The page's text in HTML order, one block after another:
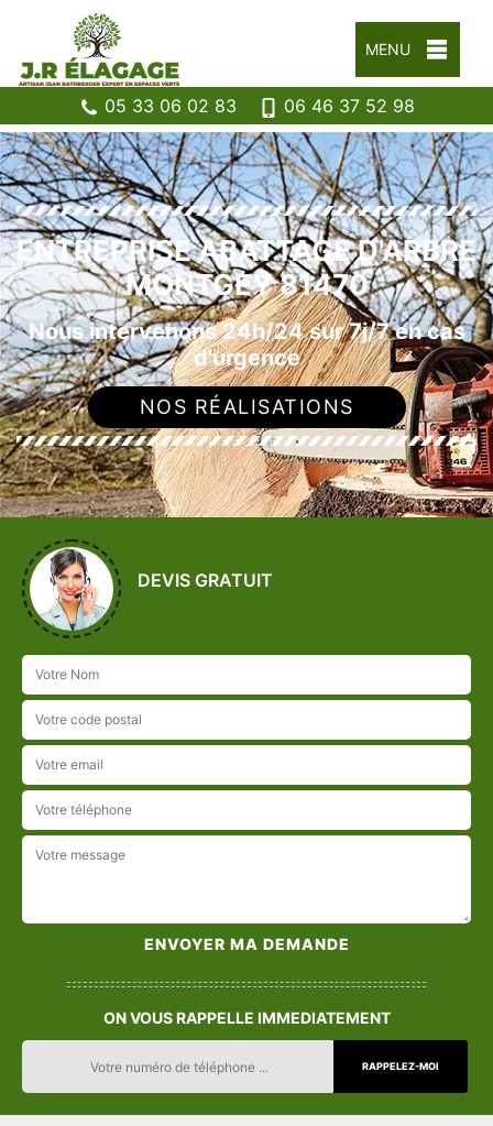
MENU
05 33 06 02 83 06 46 37 52 98
ENTREPRISE ABATTAGE D'ARBRE
MONTGEY 81470
Nous intervenons 24h/24 sur 7j/7 en cas
d'urgence
NOS RÉALISATIONS
DEVIS GRATUIT
ON VOUS RAPPELLE IMMEDIATEMENT